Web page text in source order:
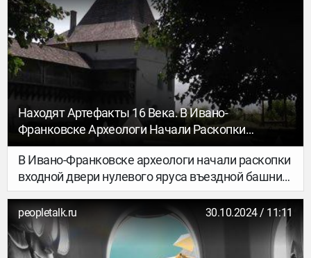
недвижимости Игорь Кинг расскажет о
преимуществах и возможностях инвестиций в
недвижимость Дубая, а также о том, почему это
направление становится все более популярным
среди международных инвесторов.
Находят Артефакты 16 Века. В Ивано-
Франковске Археологи Начали Раскопки
Входной Двери Башни Галицкого Замка
В Ивано-Франковске археологи начали раскопки
входной двери нулевого яруса въездной башни
Галицкого замка. Подземелье замка
не исследовали несколько веков.
peopletalk.ru 30.10.2024 / 11:11